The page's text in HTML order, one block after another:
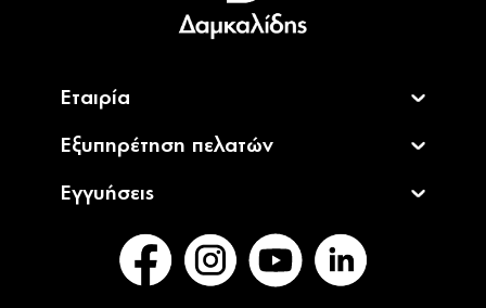
English
Εταιρία
Εξυπηρέτηση πελατών
Εγγυήσεις